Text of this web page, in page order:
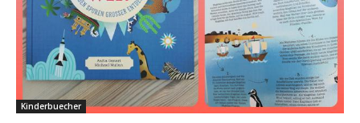
Kinderbuecher